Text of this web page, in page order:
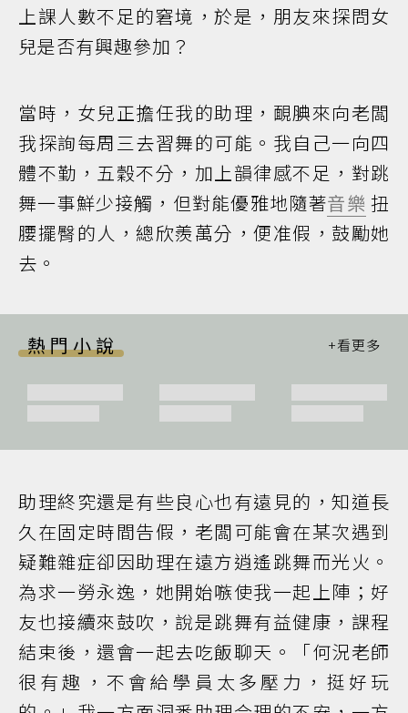
上課人數不足的窘境，於是，朋友來探問女
兒是否有興趣參加？
當時，女兒正擔任我的助理，靦腆來向老闆
我探詢每周三去習舞的可能。我自己一向四
體不勤，五穀不分，加上韻律感不足，對跳
舞一事鮮少接觸，但對能優雅地隨著音樂 扭
腰擺臀的人，總欣羨萬分，便准假，鼓勵她
去。
熱門小說
助理終究還是有些良心也有遠見的，知道長
久在固定時間告假，老闆可能會在某次遇到
疑難雜症卻因助理在遠方逍遙跳舞而光火。
為求一勞永逸，她開始嗾使我一起上陣；好
友也接續來鼓吹，說是跳舞有益健康，課程
結束後，還會一起去吃飯聊天。「何況老師
很有趣，不會給學員太多壓力，挺好玩